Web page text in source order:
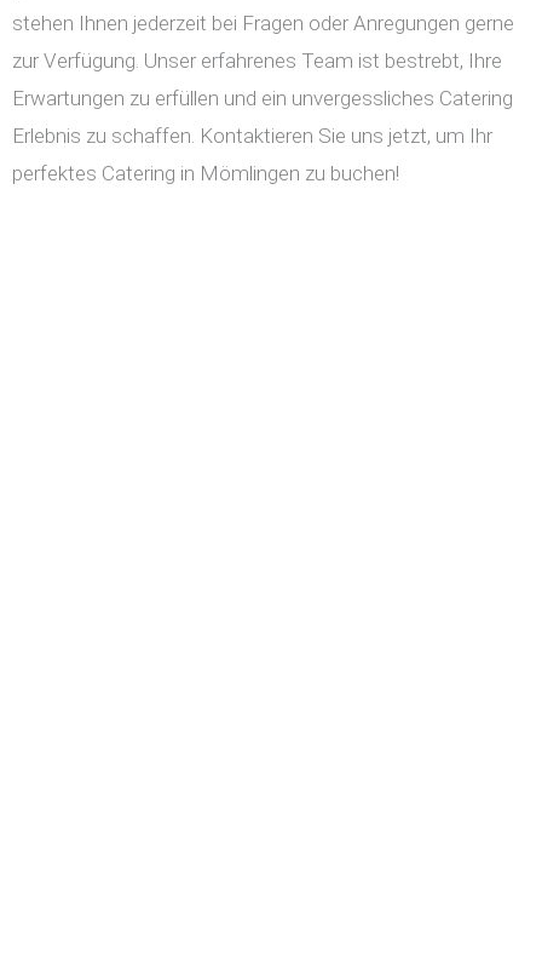
stehen Ihnen jederzeit bei Fragen oder Anregungen gerne
zur Verfügung. Unser erfahrenes Team ist bestrebt, Ihre
Erwartungen zu erfüllen und ein unvergessliches Catering
Erlebnis zu schaffen. Kontaktieren Sie uns jetzt, um Ihr
perfektes Catering in Mömlingen zu buchen!